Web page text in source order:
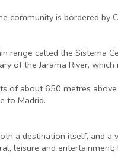
community is bordered by
range called the Sistema
of the Jarama River,
of about 650 metres
to Madrid.
a destination itself, and
leisure and